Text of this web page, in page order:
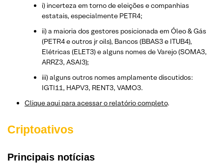
i) incerteza em torno de eleições e companhias
estatais, especialmente PETR4;
ii) a maioria dos gestores posicionada em Óleo & Gás
(PETR4 e outros jr oils), Bancos (BBAS3 e ITUB4),
Elétricas (ELET3) e alguns nomes de Varejo (SOMA3,
ARRZ3, ASAI3);
iii) alguns outros nomes amplamente discutidos:
IGTI11, HAPV3, RENT3, VAMO3.
Clique aqui para acessar o relatório completo.
Criptoativos
Principais notícias